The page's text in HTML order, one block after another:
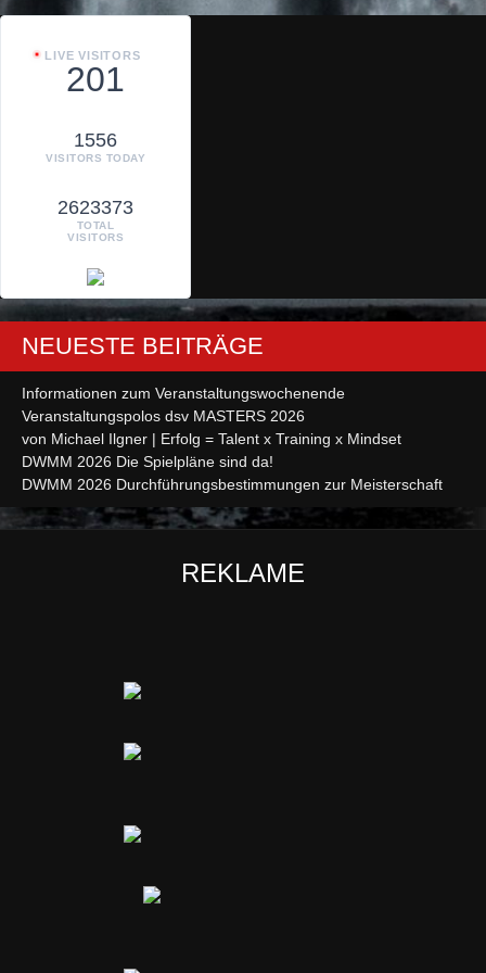
LIVE VISITORS
201
1556
VISITORS TODAY
2623373
TOTAL
VISITORS
NEUESTE BEITRÄGE
Informationen zum Veranstaltungswochenende
Veranstaltungspolos dsv MASTERS 2026
von Michael Ilgner | Erfolg = Talent x Training x Mindset
DWMM 2026 Die Spielpläne sind da!
DWMM 2026 Durchführungsbestimmungen zur Meisterschaft
REKLAME